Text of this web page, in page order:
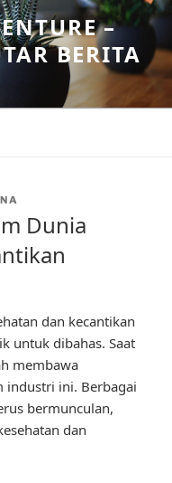
–
BERITA
Dunia
dan kecantikan
untuk dibahas. Saat
membawa
industri ini. Berbagai
bermunculan,
dan